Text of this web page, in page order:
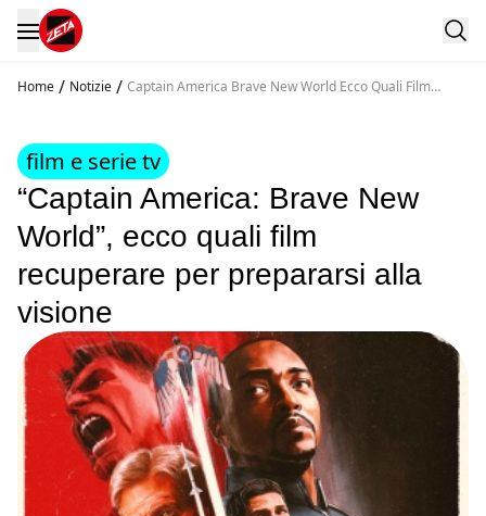
Home / Notizie / Captain America Brave New World Ecco Quali Film
film e serie tv
“Captain America: Brave New
World”, ecco quali film
recuperare per prepararsi alla
visione